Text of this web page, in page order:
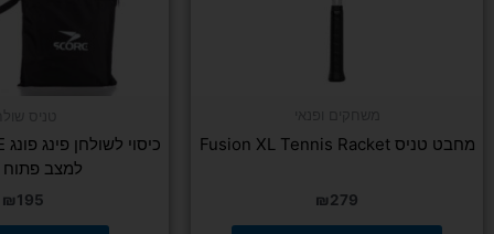
מחבט טניס Fusion XL Tennis Racket
₪279
המוצר
למצב פתוח
₪195